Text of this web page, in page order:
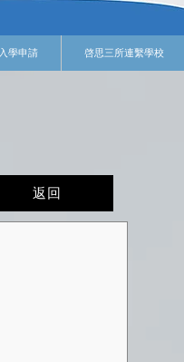
入學申請 啓思三所連繫學校
返回